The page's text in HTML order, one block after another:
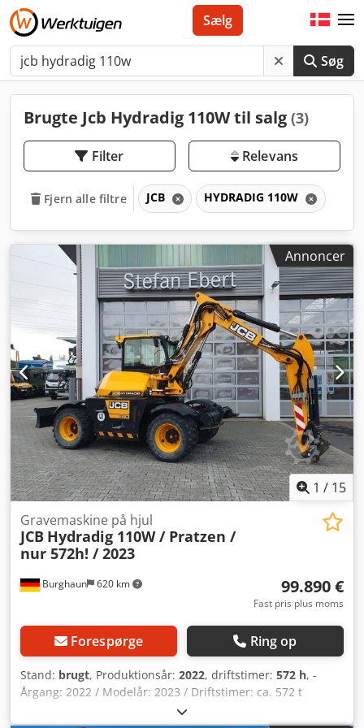
Søg
Sælg
Brugte Jcb Hydradig 110W til salg (3)
Filter Relevans
Fjern alle filtre JCB HYDRADIG 110W
Annoncer
1 / 15
Burghaun 620 km
Gravemaskine på hjul
JCB Hydradig 110W / Pratzen /
nur 572h! / 2023
99.890 €
Fast pris plus moms
Forespørge Ring op
Stand: brugt, Produktionsår: 2022, driftstimer: 572 h, -
Årgang: 2022 / Modelår: 2023 / Driftstimer: ca. 572 t
Crjdpfx Ajzaywushief - ROPS/TOPS komfortkabine med